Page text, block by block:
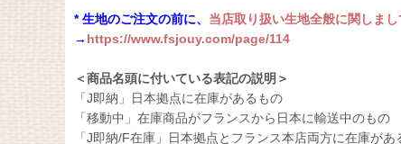
* 生地のご注文の前に、 当店取り扱い生地全般に関しま
→ https://www.fsjouy.com/page/114
＜商品名頭に付いている表記の説明＞
「J即納」日本拠点に在庫があるもの
「移動中」在庫商品がフランスから日本に輸送中のもの
「J即納/F在庫」日本拠点とフランス本店両方に在庫があ